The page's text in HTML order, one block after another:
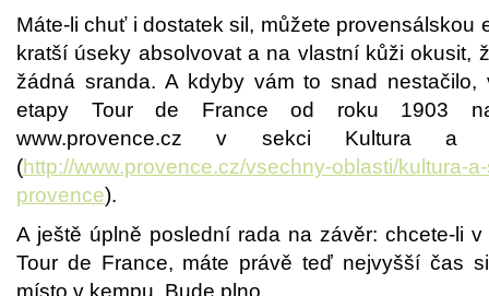
Máte-li chuť i dostatek sil, můžete provensálskou
kratší úseky absolvovat a na vlastní kůži okusit,
žádná sranda. A kdyby vám to snad nestačilo,
etapy Tour de France od roku 1903
www.provence.cz v sekci Kultura a
(http://www.provence.cz/vsechny-oblasti/kultura-
provence).
A ještě úplně poslední rada na závěr: chcete-li
Tour de France, máte právě teď nejvyšší čas
místo v kempu. Bude plno.